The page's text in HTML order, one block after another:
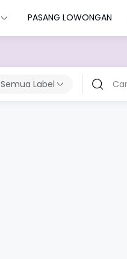
PASANG LOWONGAN
Semua Label